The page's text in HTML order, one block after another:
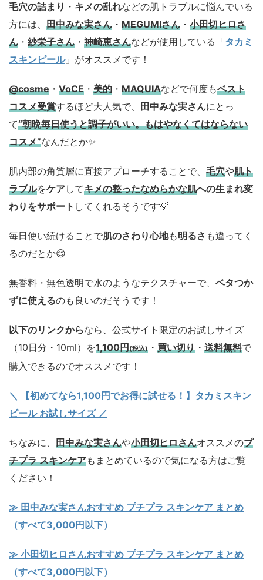
毛穴の詰まり ・ キメの乱れなどの肌トラブルに悩んでいる
方には、 田中みな実さん ・ MEGUMIさん ・ 小田切ヒロさ
ん ・ 紗栄子さん ・ 神崎恵さんなどが使用している「タカミ
スキンピール」がオススメです！
@cosme ・ VoCE ・ 美的 ・ MAQUIAなどで何度もベスト
コスメ受賞するほど大人気で、 田中みな実さんにとっ
て“朝晩毎日使うと調子がいい。もはやなくてはならない
コスメ”なんだとか✨
肌内部の角質層に直接アプローチすることで、 毛穴や肌ト
ラブルをケアしてキメの整ったなめらかな肌への生まれ変
わりをサポート してくれるそうです💡
毎日使い続けることで肌のさわり心地も明るさ も違ってく
るのだとか😊
無香料・無色透明で水のようなテクスチャーで、 ベタつか
ずに使えるのも良いのだそうです！
以下のリンクからなら、公式サイト限定のお試しサイズ
（10日分・10ml）を1,100円(税込) ・ 買い切り ・ 送料無料で
購入できるのでオススメです！
＼ 【初めてなら1,100円でお得に試せる！】タカミスキン
ピール お試しサイズ／
ちなみに、 田中みな実さんや小田切ヒロさんオススメのプ
チプラ スキンケアもまとめているので気になる方はご覧
ください！
≫ 田中みな実さんおすすめ プチプラ スキンケア まとめ
（すべて3,000円以下）
≫ 小田切ヒロさんおすすめ プチプラ スキンケア まとめ
（すべて3,000円以下）